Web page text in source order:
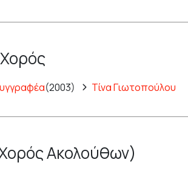
(2003) Τίνα Γιωτοπούλου
Ακολούθων)